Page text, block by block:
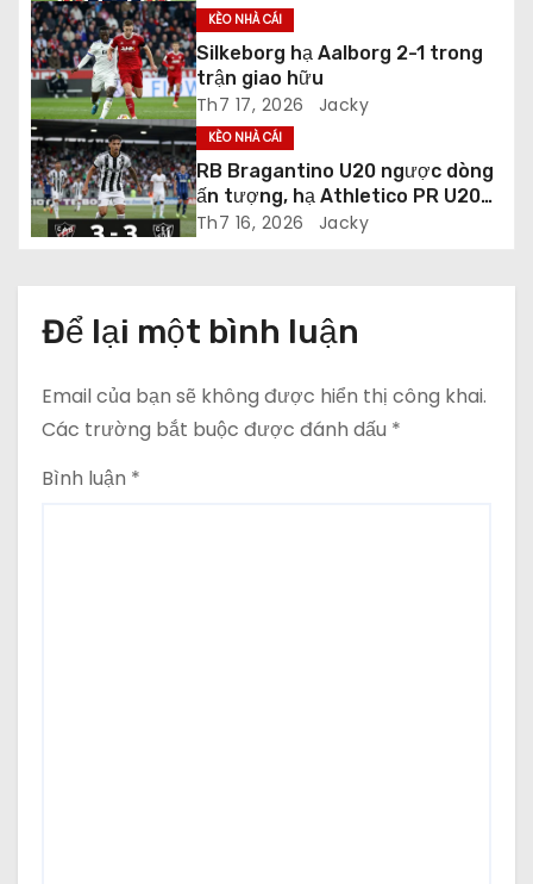
à
i
v
i
ế
KÈO NHÀ CÁI
Silkeborg hạ Aalborg 2-1 trong
trận giao hữu
Th7 17, 2026 Jacky
KÈO NHÀ CÁI
RB Bragantino U20 ngược dòng
ấn tượng, hạ Athletico PR U20
3-1 để vào bán kết Brasileiro
Th7 16, 2026 Jacky
Để lại một bình luận
Email của bạn sẽ không được hiển thị công khai.
Các trường bắt buộc được đánh dấu *
Bình luận *